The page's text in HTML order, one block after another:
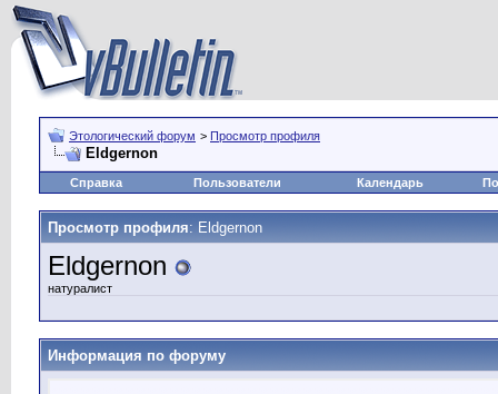
Этологический форум > Просмотр профиля
Eldgernon
Справка Пользователи Календарь
Просмотр профиля: Eldgernon
Eldgernon
натуралист
Информация по форуму